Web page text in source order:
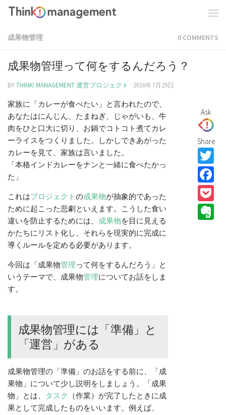
成果物管理 0 COMMENTS
成果物管理って何をするんだろう？
BYTHINK! MANAGEMENT 運営プロジェクト · 2016年7月29日
家族に「カレーが食べたい」と言われたので、
あなたはにんじん、たまねぎ、じゃがいも、牛
肉をひと口大に切り、お鍋でコトコト煮てカレ
ーライスをつくりました。しかしできあがった
カレーを見て、家族は言いました。
「本格インドカレーをナンと一緒に食べたかっ
た」
これはプロジェクトの成果物が抽象的であった
ために起こった悲劇といえます。こうした食い
違いを防止するためには、 成果物を目に見える
かたちにリスト化し、それらを現実的に完成に
導くルールを定める必要があります。
今回は「成果物管理って何をするんだろう」と
いうテーマで、成果物管理についてお話をしま
す。
成果物管理には「準備」と
「運営」がある
成果物管理の「準備」のお話をする前に、「成
果物」について少し説明をしましょう。「成果
物」とは、
タスク （作業）が完了したときに成
果として完成したものをいいます。例えば、
Ask
Share